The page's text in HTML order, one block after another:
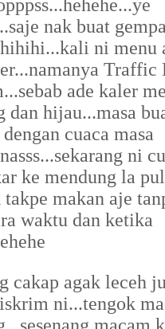
nak buat
ni menu
Traffic
ade kaler
dan hijau...masa
dengan cuaca masa
ni
ke mendung la
makan aje
waktu dan ketika
cakap agak leceh
ni...tengok
macam